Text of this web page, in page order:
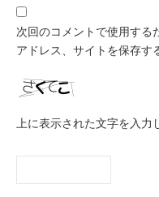
次回のコメントで使用する
アドレス、サイトを保存す
上に表示された文字を入力